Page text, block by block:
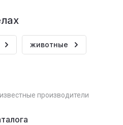
животные
производители